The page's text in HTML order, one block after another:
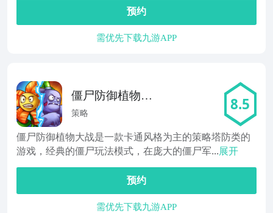
预约
需优先下载九游APP
僵尸防御植物大
战
策略 8.5
僵尸防御植物大战是一款卡通风格为主的策略塔防类的
游戏，经典的僵尸玩法模式，在庞大的僵尸军...展开
预约
需优先下载九游APP